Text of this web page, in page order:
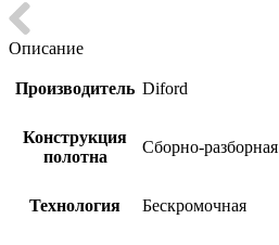
Описание
Производитель Diford
Конструкция
полотна
Сборно-разборная
Технология Бескромочная